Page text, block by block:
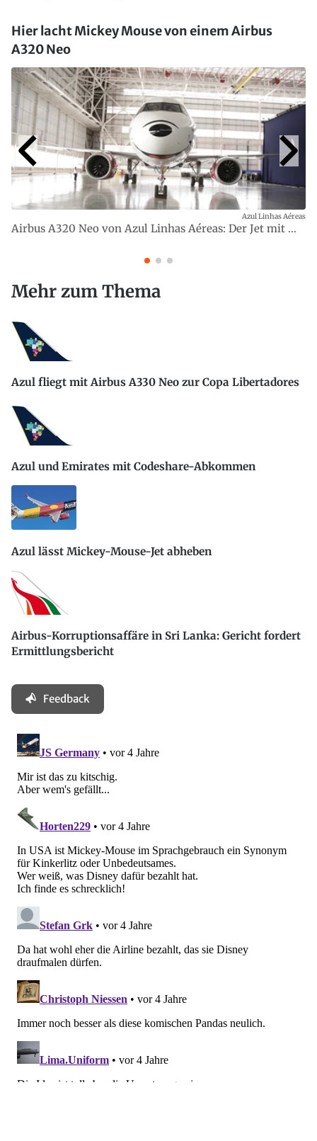
Hier lacht Mickey Mouse von einem Airbus
A320 Neo
Airbus A320 Neo von Azul Linhas Aéreas: Der Jet mit ...
Azul Linhas Aéreas
Mehr zum Thema
Azul fliegt mit Airbus A330 Neo zur Copa Libertadores
Azul und Emirates mit Codeshare-Abkommen
Azul lässt Mickey-Mouse-Jet abheben
Airbus-Korruptionsaffäre in Sri Lanka: Gericht fordert
Ermittlungsbericht
Feedback